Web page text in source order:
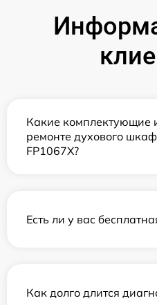
Какие комплектующие
ремонте духового
FP1067X?
Есть ли у вас
Как долго длится